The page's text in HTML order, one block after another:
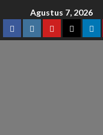
Agustus 7, 2026